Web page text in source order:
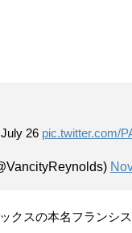
26 pic.twitter.com/
クスの本名フランシ